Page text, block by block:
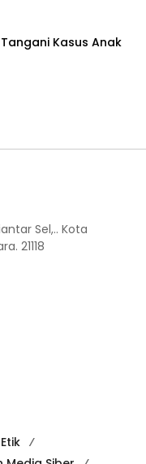
Kasus Anak
Sel,.. Kota
21118